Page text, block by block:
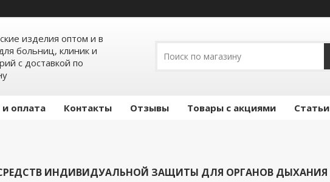
изделия оптом и в
больниц, клиник и
с доставкой по
оплата Контакты Отзывы Товары с акциями Статьи
ИНДИВИДУАЛЬНОЙ ЗАЩИТЫ ДЛЯ ОРГАНОВ ДЫХАНИЯ